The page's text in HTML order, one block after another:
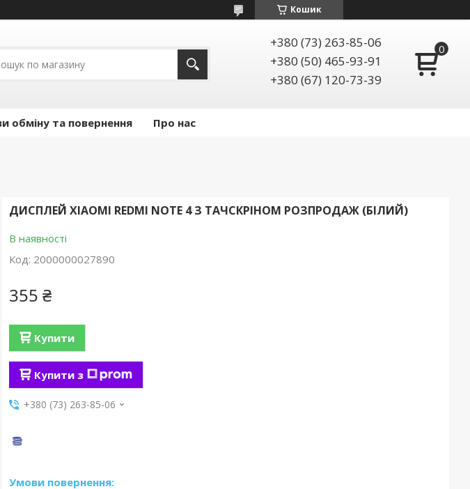
Кошик
+380 (73) 263-85-06
+380 (50) 465-93-91
+380 (67) 120-73-39
обміну та повернення Про нас
ДИСПЛЕЙ XIAOMI REDMI NOTE 4 З ТАЧСКРІНОМ РОЗПРОДАЖ (БІЛИЙ)
В наявності
Код: 2000000027890
355 ₴
Купити
Купити з
+380 (73) 263-85-06